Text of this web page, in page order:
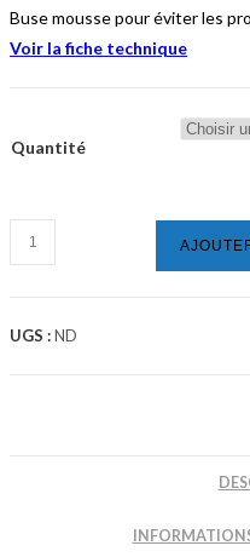
Buse mousse pour éviter les
Voir la fiche technique
Quantité
quantité
de
UGS :ND